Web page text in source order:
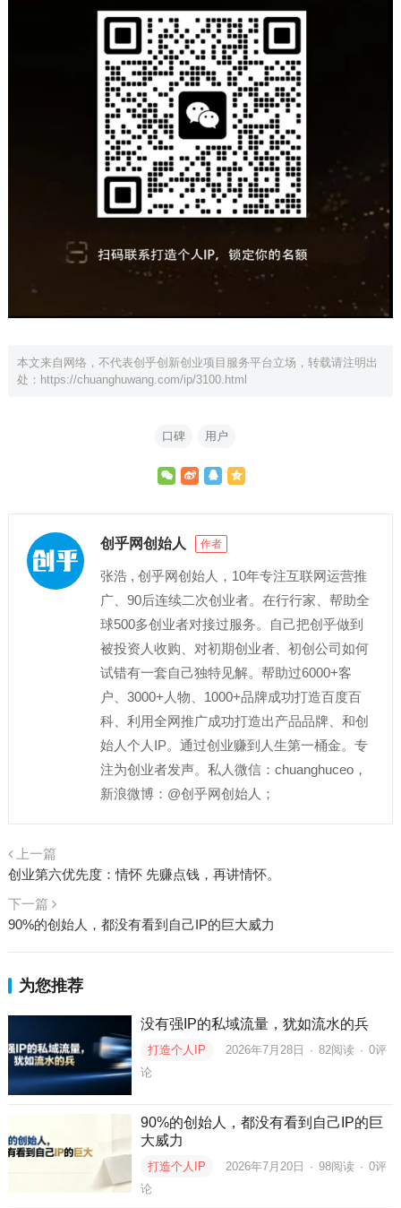
本文来自网络，不代表创乎创新创业项目服务平台立场，转载请注明出
处： https://chuanghuwang.com/ip/3100.html
口碑 用户
创乎网创始人 作者
张浩 , 创乎网创始人，10年专注互联网运营推
广、90后连续二次创业者。在行行家、帮助全
球500多创业者对接过服务。自己把创乎做到
被投资人收购、对初期创业者、初创公司如何
试错有一套自己独特见解。帮助过6000+客
户、3000+人物、1000+品牌成功打造百度百
科、利用全网推广成功打造出产品品牌、和创
始人个人IP。通过创业赚到人生第一桶金。专
注为创业者发声。私人微信：chuanghuceo，
新浪微博：@创乎网创始人；
上一篇
创业第六优先度：情怀 先赚点钱，再讲情怀。
下一篇
90%的创始人，都没有看到自己IP的巨大威力
为您推荐
没有强IP的私域流量，犹如流水的兵
打造个人IP 2026年7月28日 · 82阅读 · 0评
论
90%的创始人，都没有看到自己IP的巨
大威力
打造个人IP 2026年7月20日 · 98阅读 · 0评
论